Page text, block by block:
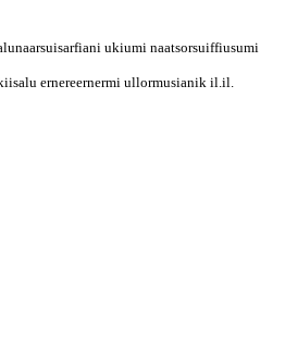
ukiumi naatsorsuiffiusumi
ernereernermi ullormusianik il.il.